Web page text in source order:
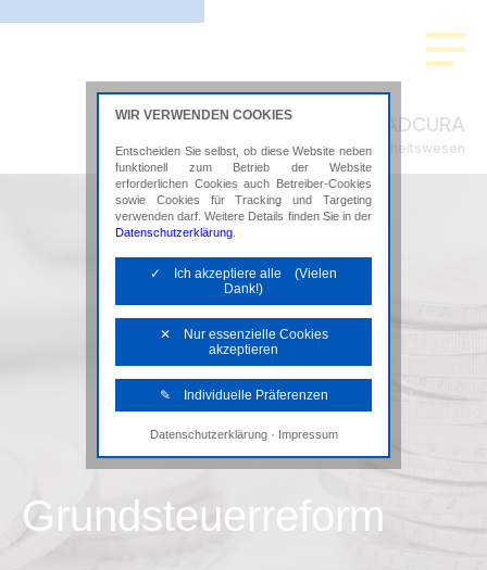
ADCURA
Steuerberatung im Gesundheitswesen
Grundsteuerreform
WIR VERWENDEN COOKIES
Entscheiden Sie selbst, ob diese Website neben
funktionell zum Betrieb der Website
erforderlichen Cookies auch Betreiber-Cookies
sowie Cookies für Tracking und Targeting
verwenden darf. Weitere Details finden Sie in der
Datenschutzerklärung
✓ Ich akzeptiere alle (Vielen
Dank!)
✕ Nur essenzielle Cookies
akzeptieren
✎ Individuelle Präferenzen
Notwendige Cookies
Diese Cookies sind erforderlich, um die
Tracking- und Targeting-Cookies
Datenschutzerklärung· Impressum